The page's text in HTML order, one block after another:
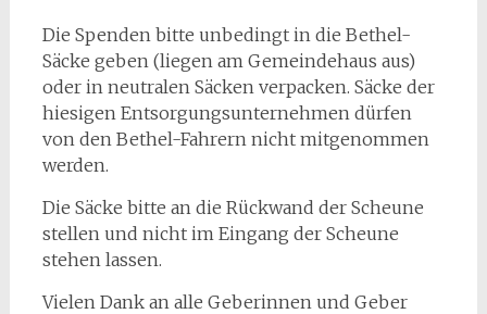
Die Spenden bitte unbedingt in die Bethel-
Säcke geben (liegen am Gemeindehaus aus)
oder in neutralen Säcken verpacken. Säcke der
hiesigen Entsorgungsunternehmen dürfen
von den Bethel-Fahrern nicht mitgenommen
werden.
Die Säcke bitte an die Rückwand der Scheune
stellen und nicht im Eingang der Scheune
stehen lassen.
Vielen Dank an alle Geberinnen und Geber